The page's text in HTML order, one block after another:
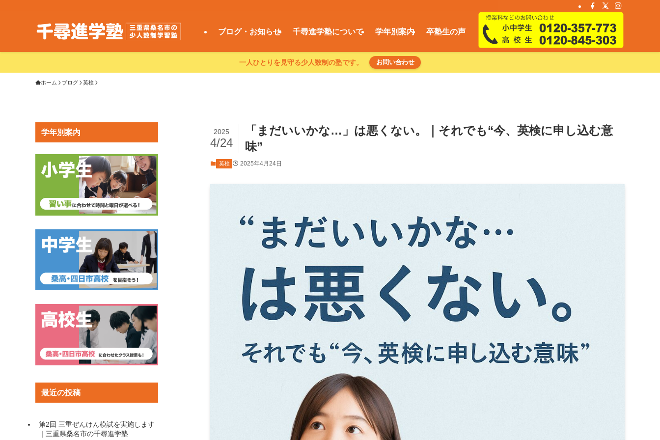
ブログ・お知らせ 千尋進学塾について 学年別案内 卒塾生の声
一人ひとりを見守る少人数制の塾です。 お問い合わせ
ホーム ブログ 英検
「まだいいかな…」は悪くない。｜それでも“今、英検に申し込む意
味”
2025
4/24
英検 2025年4月24日
学年別案内
最近の投稿
第2回 三重ぜんけん模試を実施します
｜三重県桑名市の千尋進学塾